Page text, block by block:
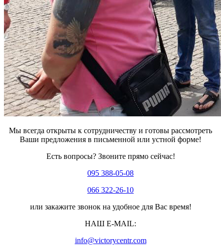
Мы всегда открыты к сотрудничеству и готовы рассмотреть
Ваши предложения в письменной или устной форме!
Есть вопросы? Звоните прямо сейчас!
095 388-05-08
066 322-26-10
или закажите звонок на удобное для Вас время!
НАШ E-MAIL:
info@victorycentr.com